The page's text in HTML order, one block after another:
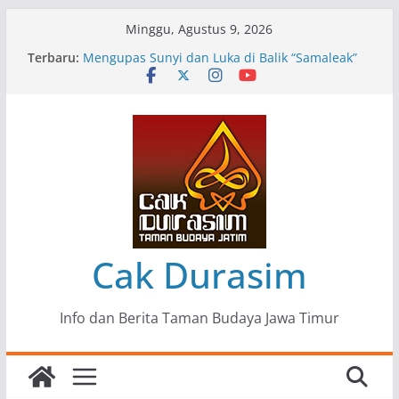
Minggu, Agustus 9, 2026
Terbaru: Pameran Lukisan Komunitas Patria Seni Rupa
Kota Blitar : Ketika “Bergerak” Menjadi Mantra
Mengupas Sunyi dan Luka di Balik “Samaleak”
Menjaga Marwah Seni dan Budaya: Catatan
Kunjungan Kerja Ir. Bambang Haryo Soekartono
(BHS) Anggota DPR RI ke Taman Budaya Jawa
Pameran Tunggal 35 Karya Agus Koecink
“Tumbang Tambang”, Ungkapan Kritis Tentang
Derita Pekerja Pertambangan
Cak Durasim
Info dan Berita Taman Budaya Jawa Timur